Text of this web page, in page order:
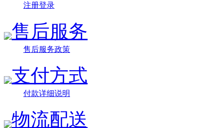
注册登录
售后服务
售后服务政策
支付方式
付款详细说明
物流配送